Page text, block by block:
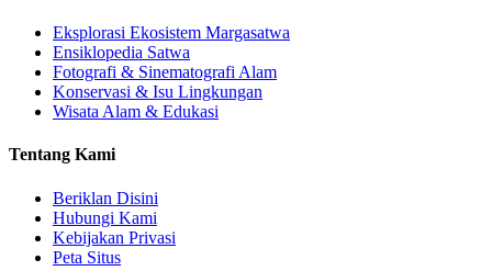
Eksplorasi Ekosistem Margasatwa
Ensiklopedia Satwa
Fotografi & Sinematografi Alam
Konservasi & Isu Lingkungan
Wisata Alam & Edukasi
Tentang Kami
Beriklan Disini
Hubungi Kami
Kebijakan Privasi
Peta Situs